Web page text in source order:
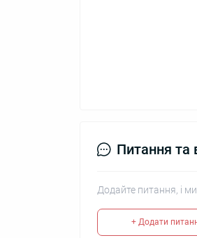
Питання та
Додайте питання, і
+ Додати